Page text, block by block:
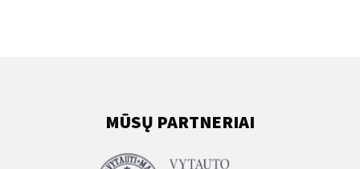
MŪSŲ PARTNERIAI